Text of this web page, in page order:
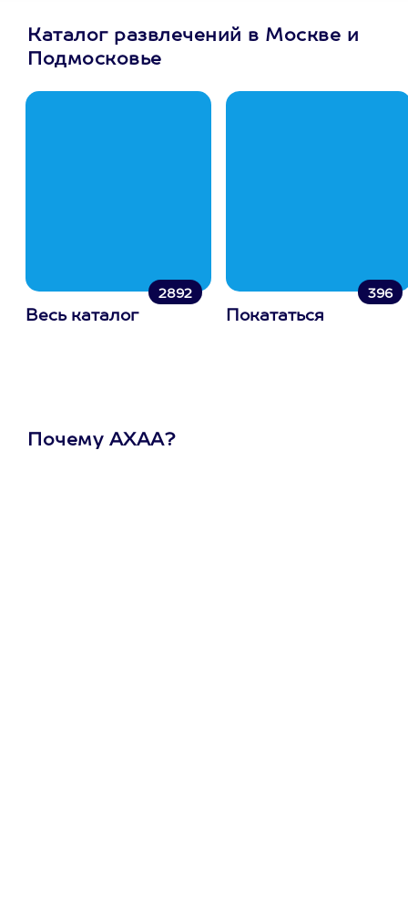
Каталог развлечений в Москве и
Подмосковье
2892
Весь каталог
396
Покататься
Почему АХАА?